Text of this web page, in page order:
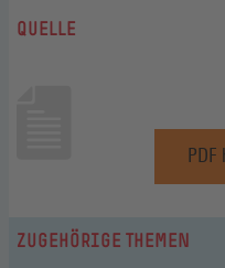
QUELLE
ZUGEHÖRIGE THEMEN